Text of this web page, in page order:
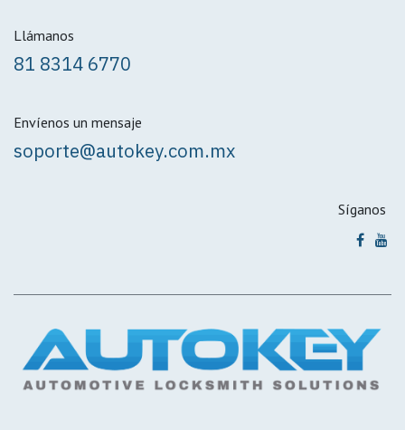
Llámanos
81 8314 6770
Envíenos un mensaje
soporte@autokey.com.mx
Síganos